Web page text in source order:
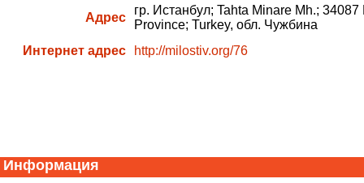
Адрес
гр. Истанбул; Tahta Minare Mh.;
Province; Turkey, обл. Чужбина
Интернет адрес
http://milostiv.org/76
Информация